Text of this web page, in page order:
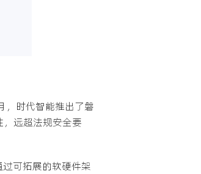
，时代智能推出了磐
远超法规安全要
可拓展的软硬件架